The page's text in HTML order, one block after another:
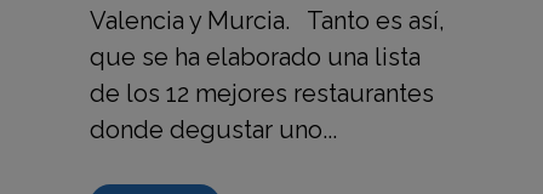
Valencia y Murcia. Tanto es así,
que se ha elaborado una lista
de los 12 mejores restaurantes
donde degustar uno...